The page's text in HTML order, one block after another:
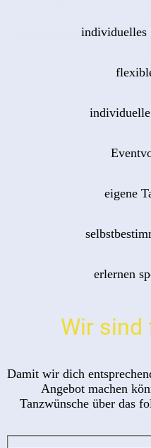
individuelles
eigene
erlernen
Wir sind
Damit wir dich
Angebot machen
Tanzwünsche über das